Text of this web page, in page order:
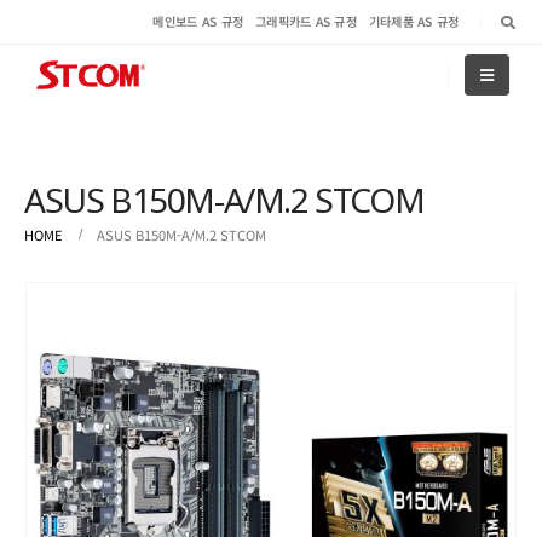
메인보드 AS 규정 그래픽카드 AS 규정 기타제품 AS 규정
ASUS B150M-A/M.2 STCOM
HOME ASUS B150M-A/M.2 STCOM